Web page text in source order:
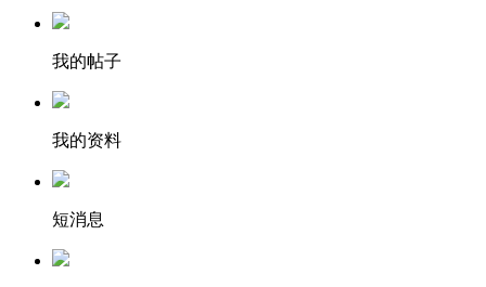
我的帖子
我的资料
短消息